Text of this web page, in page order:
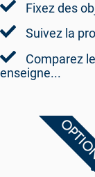
Fixez des
Suivez la
Comparez
enseigne...